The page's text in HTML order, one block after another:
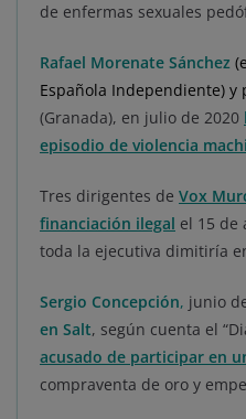
de enfermas sexuales
Rafael Morenate Sánchez
Española Independiente) y
(Granada), en julio de 2020
episodio de violencia
Tres dirigentes de Vox
financiación ilegal el 15 de
toda la ejecutiva dimitiría
Sergio Concepción, junio
en Salt, según cuenta el
acusado de participar en
compraventa de oro y